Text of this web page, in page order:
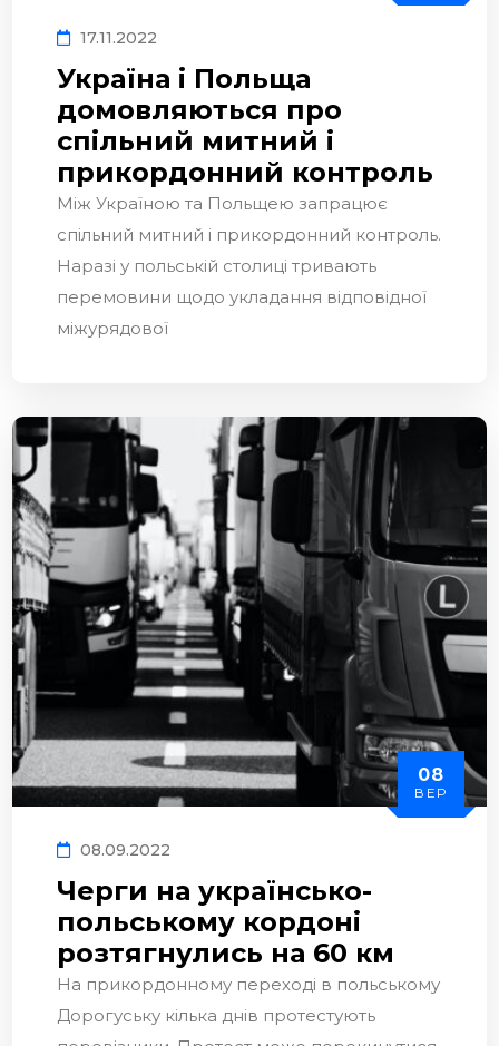
17.11.2022
Україна і Польща
домовляються про
спільний митний і
прикордонний контроль
Між Україною та Польщею запрацює
спільний митний і прикордонний контроль.
Наразі у польській столиці тривають
перемовини щодо укладання відповідної
міжурядової
08
ВЕР
08.09.2022
Черги на українсько-
польському кордоні
розтягнулись на 60 км
На прикордонному переході в польському
Дорогуську кілька днів протестують